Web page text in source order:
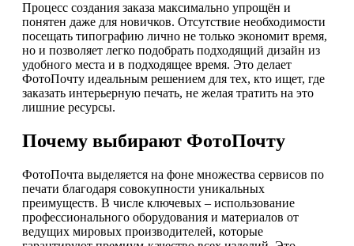
Процесс создания заказа максимально упрощён и
понятен даже для новичков. Отсутствие необходимости
посещать типографию лично не только экономит время,
но и позволяет легко подобрать подходящий дизайн из
удобного места и в подходящее время. Это делает
ФотоПочту идеальным решением для тех, кто ищет, где
заказать интерьерную печать, не желая тратить на это
лишние ресурсы.
Почему выбирают ФотоПочту
ФотоПочта выделяется на фоне множества сервисов по
печати благодаря совокупности уникальных
преимуществ. В числе ключевых – использование
профессионального оборудования и материалов от
ведущих мировых производителей, которые